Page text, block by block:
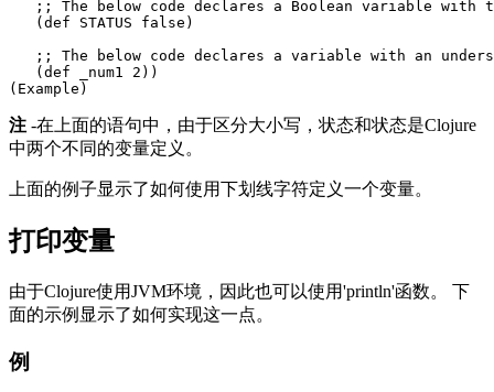
;; The below code declares a Boolean variable with
   (def STATUS false)
;; The below code declares a variable with an
   (def _num1 2))
注 -在上面的语句中，由于区分大小写，状态和状态是Clojure
中两个不同的变量定义。
上面的例子显示了如何使用下划线字符定义一个变量。
打印变量
由于Clojure使用JVM环境，因此也可以使用'println'函数。 下
面的示例显示了如何实现这一点。
例